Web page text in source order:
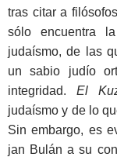
tras citar a
sólo encuentra
judaísmo, de las
un sabio judío
integridad.El
judaísmo y de lo
Sin embargo, es
jan Bulán a su